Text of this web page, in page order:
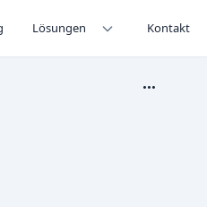
Lösungen Kontakt